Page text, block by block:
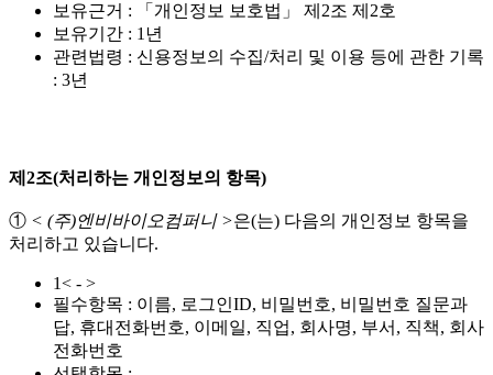
보유근거 : 「개인정보 보호법」 제2조 제2호
보유기간 : 1년
관련법령 : 신용정보의 수집/처리 및 이용 등에 관한 기록
: 3년
제2조(처리하는 개인정보의 항목)
① < (주)엔비바이오컴퍼니 >은(는) 다음의 개인정보 항목을
처리하고 있습니다.
1< - >
필수항목 : 이름, 로그인ID, 비밀번호, 비밀번호 질문과
답, 휴대전화번호, 이메일, 직업, 회사명, 부서, 직책, 회사
전화번호